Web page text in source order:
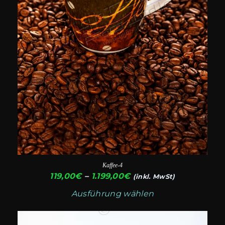
Kaffee-4
119,00€ – 1.199,00€Preisspanne:
bis
1.199,00€
(inkl. MwSt)
Ausführung wählen
auf
der
Produktseite
gewählt
werden